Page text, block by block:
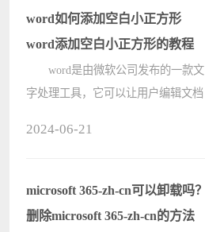
家Steam如何绑定手机令牌的方法。
word如何添加空白小正方形
word添加空白小正方形的教程
word是由微软公司发布的一款文
字处理工具，它可以让用户编辑文档
word软件中编辑文档文件时，想要在
页面????
2024-06-21
microsoft 365-zh-cn可以卸载吗？
删除microsoft 365-zh-cn的方法